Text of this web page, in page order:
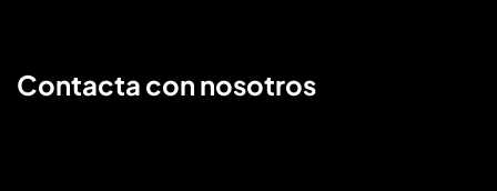
Contacta con nosotros